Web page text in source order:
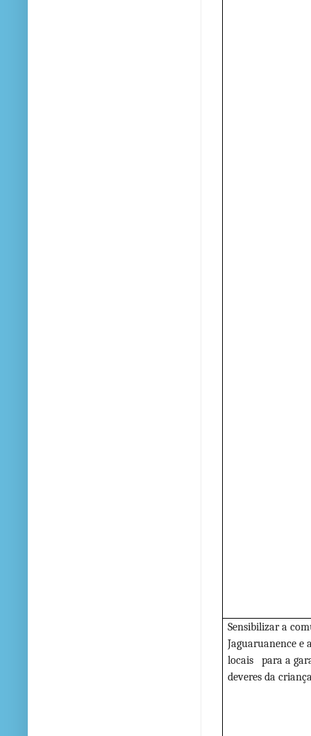
Sensibilizar a
Jaguaruanence e
locais para a
deveres da